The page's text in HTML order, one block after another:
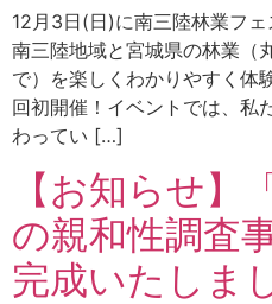
12月3日(日)に南三陸林業フェ
南三陸地域と宮城県の林業（
で）を楽しくわかりやすく体
回初開催！イベントでは、私
わってい […]
【お知らせ】
の親和性調査
完成いたしま